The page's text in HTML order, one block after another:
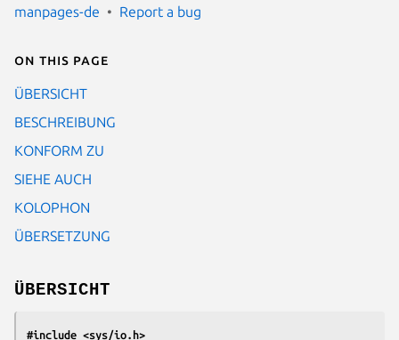
manpages-de
Report a bug
On this page
ÜBERSICHT
BESCHREIBUNG
KONFORM ZU
SIEHE AUCH
KOLOPHON
ÜBERSETZUNG
ÜBERSICHT
#include <sys/io.h>